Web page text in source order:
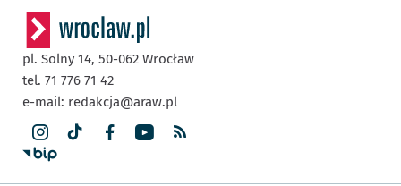
pl. Solny 14, 50-062 Wrocław
tel. 71 776 71 42
e-mail: redakcja@araw.pl